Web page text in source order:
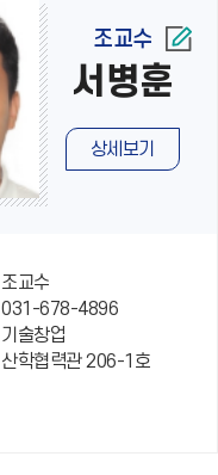
조교수
서병훈
상세보기
조교수
031-678-4896
기술창업
산학협력관 206-1호